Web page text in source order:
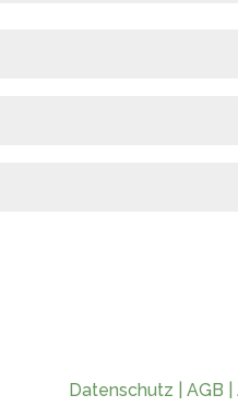
Datenschutz AGB